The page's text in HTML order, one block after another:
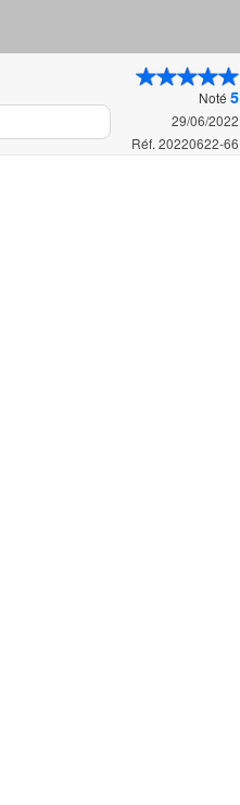
Noté 5
29/06/2022
Réf. 20220622-66